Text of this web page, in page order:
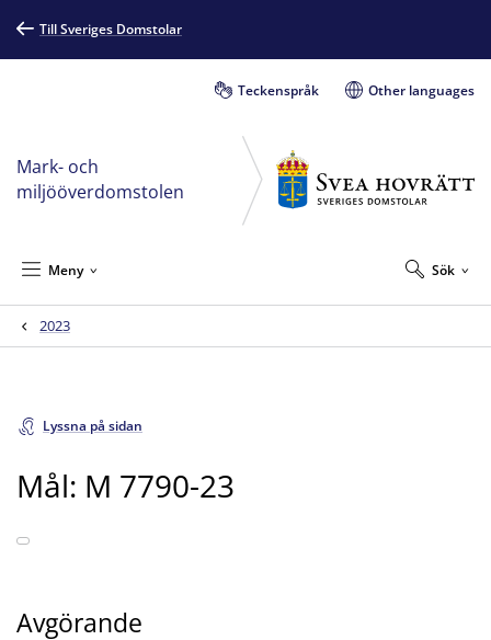
Till Sveriges Domstolar
Teckenspråk Other languages
Mark- och
miljööverdomstolen
Sök
Meny
2023
Lyssna på sidan
Mål: M 7790-23
Avgörande